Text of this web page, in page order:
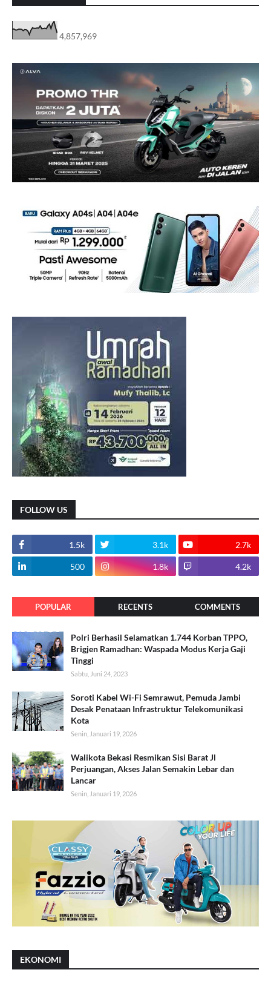
4,857,969
FOLLOW US
1.5k 3.1k 2.7k
500 1.8k 4.2k
POPULAR RECENTS COMMENTS
Polri Berhasil Selamatkan 1.744 Korban TPPO,
Brigjen Ramadhan: Waspada Modus Kerja Gaji
Tinggi
Sabtu, Juni 24, 2023
Soroti Kabel Wi-Fi Semrawut, Pemuda Jambi
Desak Penataan Infrastruktur Telekomunikasi
Kota
Senin, Januari 19, 2026
Walikota Bekasi Resmikan Sisi Barat Jl
Perjuangan, Akses Jalan Semakin Lebar dan
Lancar
Senin, Januari 19, 2026
EKONOMI